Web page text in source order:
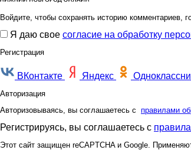
Войдите, чтобы сохранять историю комментариев,
Я даю свое согласие на обработку
Регистрация
ВКонтакте Яндекс
Авторизация
Авторизовываясь, вы соглашаетесь с правилами
Регистрируясь, вы соглашаетесь с
Этот сайт защищен reCAPTCHA и Google.